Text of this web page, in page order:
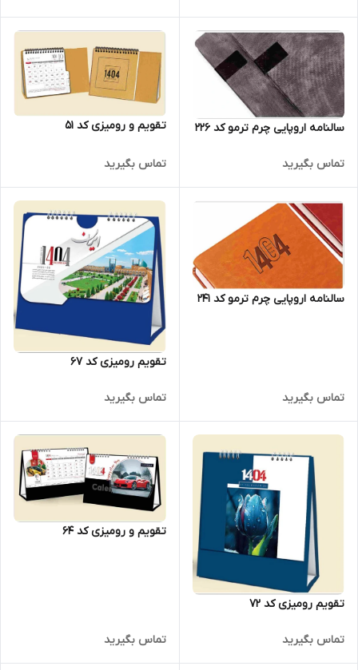
سالنامه اروپایی چرم ترمو کد 226
تماس بگیرید
تقویم و رومیزی کد 51
تماس بگیرید
سالنامه اروپایی چرم ترمو کد 241
تماس بگیرید
تقویم رومیزی کد 67
تماس بگیرید
تقویم رومیزی کد 72
تماس بگیرید
تقویم و رومیزی کد 64
تماس بگیرید